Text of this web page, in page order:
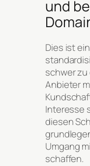
und
Dies ist
schwer zu
Anbieter
Interesse
diesen
Umgang
schaffen.